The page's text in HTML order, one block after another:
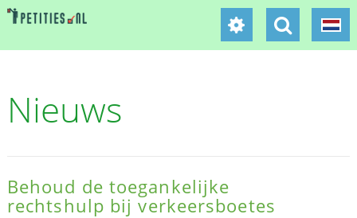
Nieuws
Behoud de toegankelijke
rechtshulp bij verkeersboetes